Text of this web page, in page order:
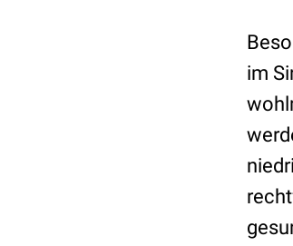
im